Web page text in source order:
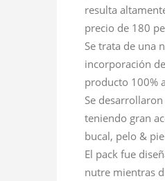
resulta
precio de 180
Se trata de una
incorporación
producto 100%
Se
teniendo gran
bucal, pelo &
El pack fue
nutre mientras